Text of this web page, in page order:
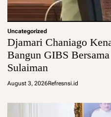
Uncategorized
Djamari Chaniago
Bangun GIBS
Sulaiman
August 3, 2026Refresnsi.id